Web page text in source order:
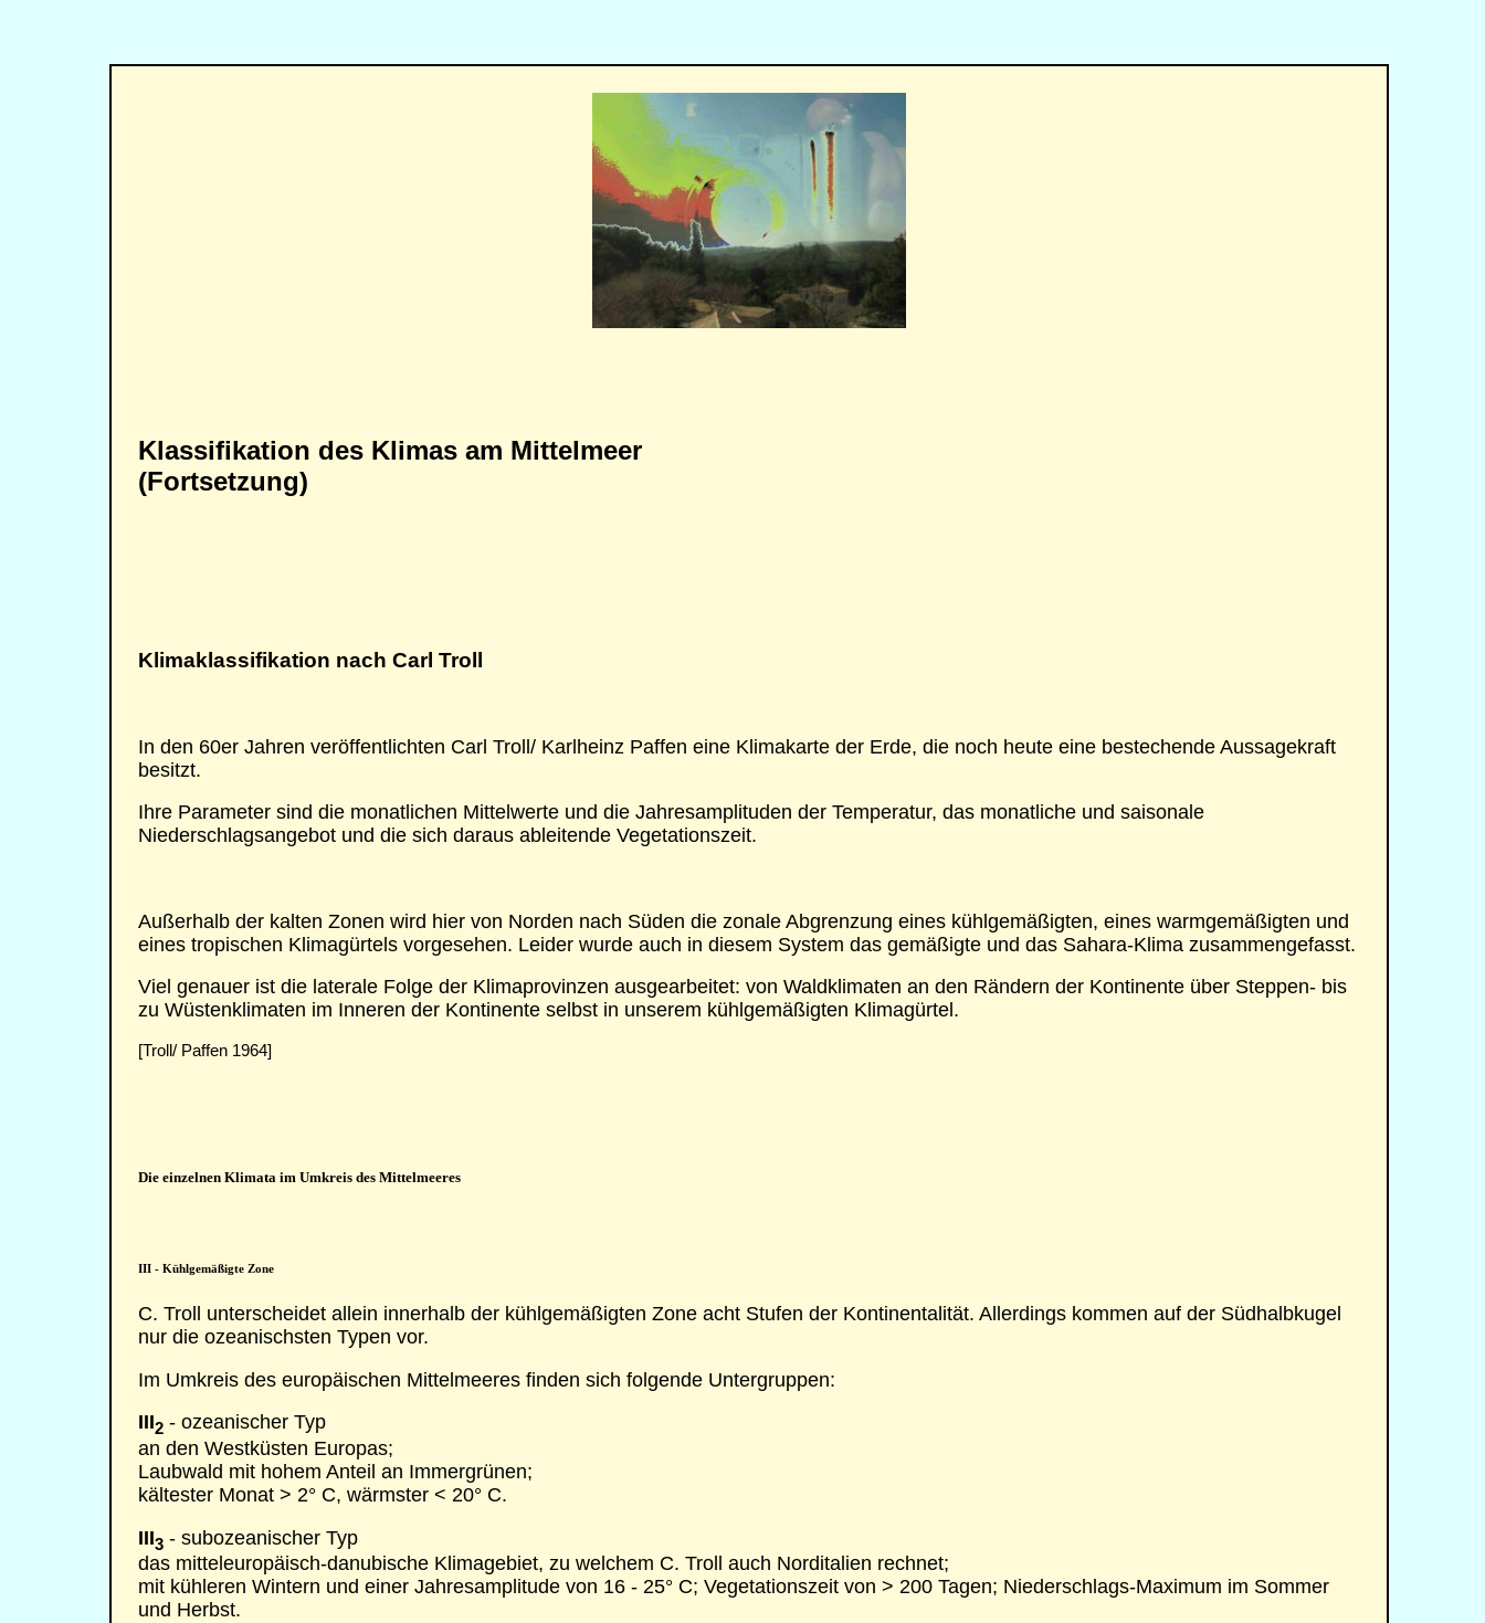
Klassifikation des Klimas am Mittelmeer
(Fortsetzung)
Klimaklassifikation nach Carl Troll
In den 60er Jahren veröffentlichten Carl Troll/ Karlheinz Paffen eine Klimakarte der Erde, die noch heute eine bestechende Aussagekraft
besitzt.
Ihre Parameter sind die monatlichen Mittelwerte und die Jahresamplituden der Temperatur, das monatliche und saisonale
Niederschlagsangebot und die sich daraus ableitende Vegetationszeit.
Außerhalb der kalten Zonen wird hier von Norden nach Süden die zonale Abgrenzung eines kühlgemäßigten, eines warmgemäßigten und
eines tropischen Klimagürtels vorgesehen. Leider wurde auch in diesem System das gemäßigte und das Sahara-Klima zusammengefasst.
Viel genauer ist die laterale Folge der Klimaprovinzen ausgearbeitet: von Waldklimaten an den Rändern der Kontinente über Steppen- bis
zu Wüstenklimaten im Inneren der Kontinente selbst in unserem kühlgemäßigten Klimagürtel.
[Troll/ Paffen 1964]
Die einzelnen Klimata im Umkreis des Mittelmeeres
III - Kühlgemäßigte Zone
C. Troll unterscheidet allein innerhalb der kühlgemäßigten Zone acht Stufen der Kontinentalität. Allerdings kommen auf der Südhalbkugel
nur die ozeanischsten Typen vor.
Im Umkreis des europäischen Mittelmeeres finden sich folgende Untergruppen:
III2- ozeanischer Typ
an den Westküsten Europas;
Laubwald mit hohem Anteil an Immergrünen;
kältester Monat > 2° C, wärmster < 20° C.
III3- subozeanischer Typ
das mitteleuropäisch-danubische Klimagebiet, zu welchem C. Troll auch Norditalien rechnet;
mit kühleren Wintern und einer Jahresamplitude von 16 - 25° C; Vegetationszeit von > 200 Tagen; Niederschlags-Maximum im Sommer
und Herbst.